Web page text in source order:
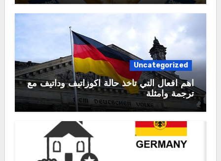
Uncategorized
اهم افعال التي تأخذ حالة اكوزاتيف وداتيف مع
ترجمة وامثلة